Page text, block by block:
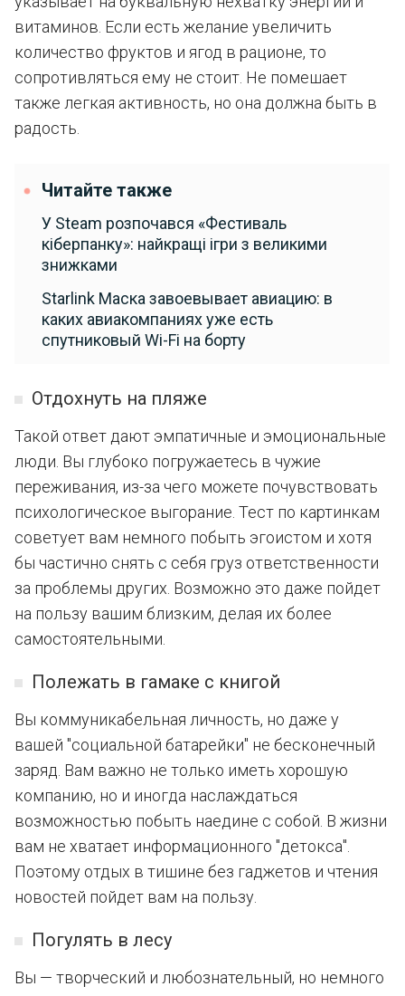
витаминов. Если есть желание увеличить
количество фруктов и ягод в рационе, то
сопротивляться ему не стоит. Не помешает
также легкая активность, но она должна быть в
радость.
Читайте также
У Steam розпочався «Фестиваль
кіберпанку»: найкращі ігри з великими
знижками
Starlink Маска завоевывает авиацию: в
каких авиакомпаниях уже есть
спутниковый Wi-Fi на борту
Отдохнуть на пляже
Такой ответ дают эмпатичные и эмоциональные
люди. Вы глубоко погружаетесь в чужие
переживания, из-за чего можете почувствовать
психологическое выгорание. Тест по картинкам
советует вам немного побыть эгоистом и хотя
бы частично снять с себя груз ответственности
за проблемы других. Возможно это даже пойдет
на пользу вашим близким, делая их более
самостоятельными.
Полежать в гамаке с книгой
Вы коммуникабельная личность, но даже у
вашей "социальной батарейки" не бесконечный
заряд. Вам важно не только иметь хорошую
компанию, но и иногда наслаждаться
возможностью побыть наедине с собой. В жизни
вам не хватает информационного "детокса".
Поэтому отдых в тишине без гаджетов и чтения
новостей пойдет вам на пользу.
Погулять в лесу
Вы — творческий и любознательный, но немного